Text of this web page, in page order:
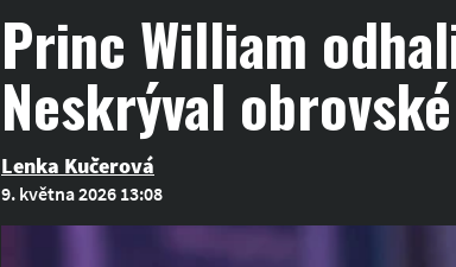
Princ William
Neskrýval
Lenka Kučerová
9. května 2026 13:08